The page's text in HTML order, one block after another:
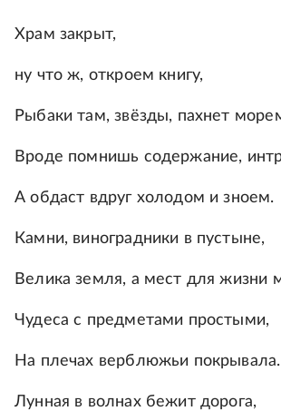
Храм закрыт,
ну что ж, откроем книгу,
Рыбаки там, звёзды, пахнет
Вроде помнишь содержание,
А обдаст вдруг холодом и зноем.
Камни, виноградники в пустыне,
Велика земля, а мест для жизни
Чудеса с предметами простыми,
На плечах верблюжьи покрывала.
Лунная в волнах бежит дорога,